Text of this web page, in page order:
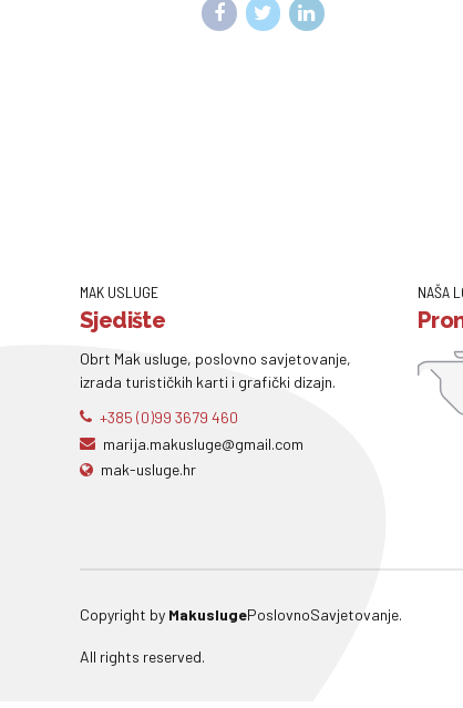
MAK USLUGE
Sjedište
Obrt Mak usluge, poslovno savjetovanje,
izrada turističkih karti i grafički dizajn.
+385 (0)99 3679 460
marija.makusluge@gmail.com
mak-usluge.hr
NAŠA
Copyright by MakuslugePoslovnoSavjetovanje.
All rights reserved.